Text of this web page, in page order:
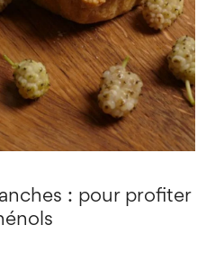
: pour profiter